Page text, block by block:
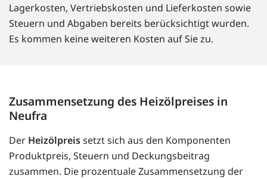
Lagerkosten, Vertriebskosten und Lieferkosten sowie
Steuern und Abgaben bereits berücksichtigt wurden.
Es kommen keine weiteren Kosten auf Sie zu.
Zusammensetzung des Heizölpreises in
Neufra
Der Heizölpreissetzt sich aus den Komponenten
Produktpreis, Steuern und Deckungsbeitrag
zusammen. Die prozentuale Zusammensetzung der